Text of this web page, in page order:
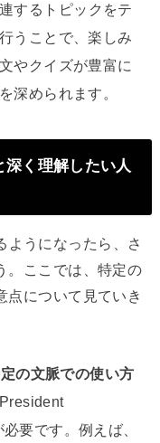
するトピックをテ
うことで、楽しみ
やクイズが豊富に
深められます。
く理解したい人
ようになったら、さ
。ここでは、特定の
点について見ていき
の文脈での使い方
要です。例えば、